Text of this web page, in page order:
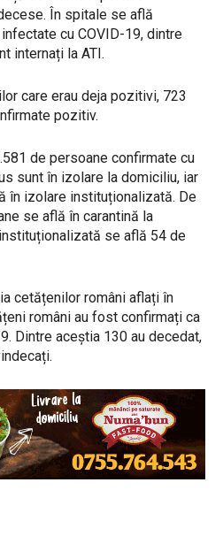
În spitale se află
cu COVID-19, dintre
internați la ATI.
care erau deja pozitivi, 723
pozitiv.
de persoane confirmate cu
sunt în izolare la domiciliu, iar
în izolare instituționalizată. De
se află în carantină la
se află 54 de
cetățenilor români aflați în
români au fost confirmați ca
Dintre aceștia 130 au decedat,